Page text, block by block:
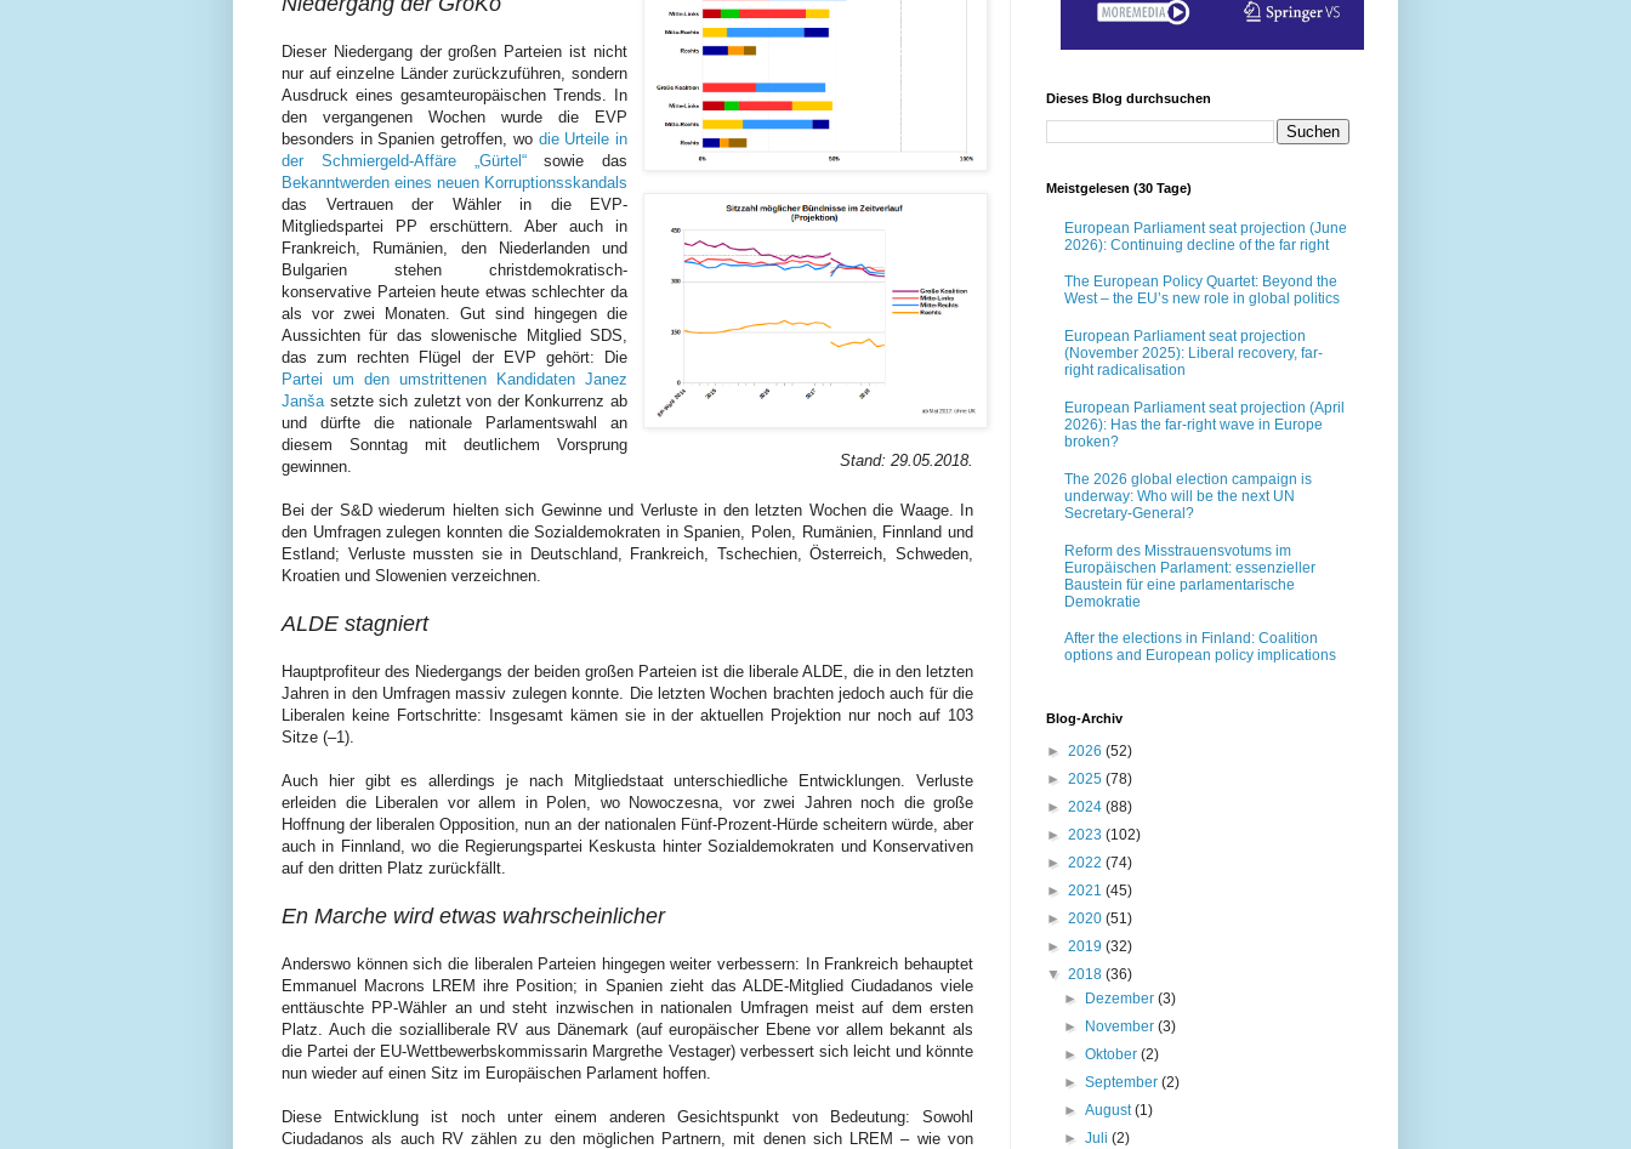
Stand: 29.05.2018.
Dieser Niedergang der großen Parteien ist nicht
nur auf einzelne Länder zurückzuführen, sondern
Ausdruck eines gesamteuropäischen Trends. In
den vergangenen Wochen wurde die EVP
besonders in Spanien getroffen, wo die Urteile in
der Schmiergeld-Affäre „Gürtel“sowie das
Bekanntwerden eines neuen Korruptionsskandals
das Vertrauen der Wähler in die EVP-
Mitgliedspartei PP erschüttern. Aber auch in
Frankreich, Rumänien, den Niederlanden und
Bulgarien stehen christdemokratisch-
konservative Parteien heute etwas schlechter da
als vor zwei Monaten. Gut sind hingegen die
Aussichten für das slowenische Mitglied SDS,
das zum rechten Flügel der EVP gehört: Die
Partei um den umstrittenen Kandidaten Janez
Janša setzte sich zuletzt von der Konkurrenz ab
und dürfte die nationale Parlamentswahl an
diesem Sonntag mit deutlichem Vorsprung
gewinnen.
Bei der S&D wiederum hielten sich Gewinne und Verluste in den letzten Wochen die Waage. In
den Umfragen zulegen konnten die Sozialdemokraten in Spanien, Polen, Rumänien, Finnland und
Estland; Verluste mussten sie in Deutschland, Frankreich, Tschechien, Österreich, Schweden,
Kroatien und Slowenien verzeichnen.
ALDE stagniert
Hauptprofiteur des Niedergangs der beiden großen Parteien ist die liberale ALDE, die in den letzten
Jahren in den Umfragen massiv zulegen konnte. Die letzten Wochen brachten jedoch auch für die
Liberalen keine Fortschritte: Insgesamt kämen sie in der aktuellen Projektion nur noch auf 103
Sitze (–1).
Auch hier gibt es allerdings je nach Mitgliedstaat unterschiedliche Entwicklungen. Verluste
erleiden die Liberalen vor allem in Polen, wo Nowoczesna, vor zwei Jahren noch die große
Hoffnung der liberalen Opposition, nun an der nationalen Fünf-Prozent-Hürde scheitern würde, aber
auch in Finnland, wo die Regierungspartei Keskusta hinter Sozialdemokraten und Konservativen
auf den dritten Platz zurückfällt.
En Marche wird etwas wahrscheinlicher
Anderswo können sich die liberalen Parteien hingegen weiter verbessern: In Frankreich behauptet
Emmanuel Macrons LREM ihre Position; in Spanien zieht das ALDE-Mitglied Ciudadanos viele
enttäuschte PP-Wähler an und steht inzwischen in nationalen Umfragen meist auf dem ersten
Platz. Auch die sozialliberale RV aus Dänemark (auf europäischer Ebene vor allem bekannt als
die Partei der EU-Wettbewerbskommissarin Margrethe Vestager) verbessert sich leicht und könnte
nun wieder auf einen Sitz im Europäischen Parlament hoffen.
Diese Entwicklung ist noch unter einem anderen Gesichtspunkt von Bedeutung: Sowohl
Ciudadanos als auch RV zählen zu den möglichen Partnern, mit denen sich LREM – wie von
Dieses Blog durchsuchen
Meistgelesen (30 Tage)
European Parliament seat projection (June
2026): Continuing decline of the far right
The European Policy Quartet: Beyond the
West – the EU’s new role in global politics
European Parliament seat projection
(November 2025): Liberal recovery, far-
right radicalisation
European Parliament seat projection (April
2026): Has the far-right wave in Europe
broken?
The 2026 global election campaign is
underway: Who will be the next UN
Secretary-General?
Reform des Misstrauensvotums im
Europäischen Parlament: essenzieller
Baustein für eine parlamentarische
Demokratie
After the elections in Finland: Coalition
options and European policy implications
Blog-Archiv
► 2026 (52)
► 2025 (78)
► 2024 (88)
► 2023 (102)
► 2022 (74)
► 2021 (45)
► 2020 (51)
► 2019 (32)
▼ 2018 (36)
► Dezember(3)
► November(3)
►Oktober(2)
►September(2)
►August(1)
►Juli(2)